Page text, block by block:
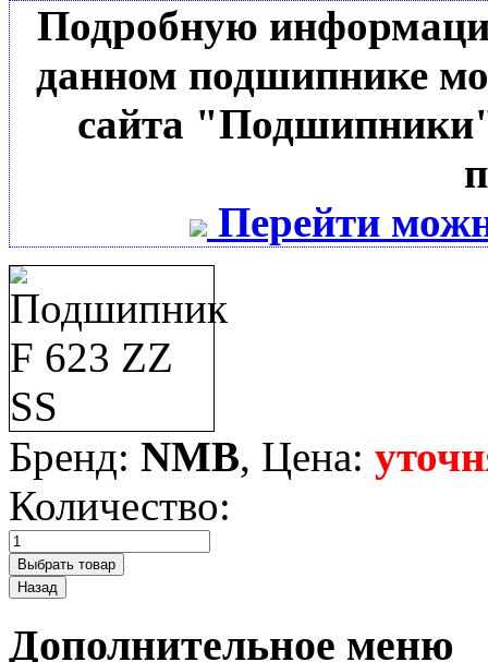
Подробную
данном подшипнике
сайта
Перейти
Бренд: NMB, Цена:
Количество:
Дополнительное меню